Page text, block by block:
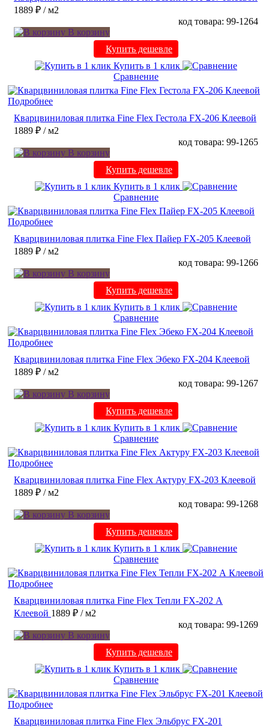
1889 ₽ / м2
код товара: 99-1264
В корзину
Купить дешевле
Купить в 1 клик
Сравнение
Подробнее
Кварцвиниловая плитка Fine Flex Гестола FX-206 Клеевой
1889 ₽ / м2
код товара: 99-1265
В корзину
Купить дешевле
Купить в 1 клик
Сравнение
Подробнее
Кварцвиниловая плитка Fine Flex Пайер FX-205 Клеевой
1889 ₽ / м2
код товара: 99-1266
В корзину
Купить дешевле
Купить в 1 клик
Сравнение
Подробнее
Кварцвиниловая плитка Fine Flex Эбеко FX-204 Клеевой
1889 ₽ / м2
код товара: 99-1267
В корзину
Купить дешевле
Купить в 1 клик
Сравнение
Подробнее
Кварцвиниловая плитка Fine Flex Актуру FX-203 Клеевой
1889 ₽ / м2
код товара: 99-1268
В корзину
Купить дешевле
Купить в 1 клик
Сравнение
Подробнее
Кварцвиниловая плитка Fine Flex Тепли FX-202 А
Клеевой 1889 ₽ / м2
код товара: 99-1269
В корзину
Купить дешевле
Купить в 1 клик
Сравнение
Подробнее
Кварцвиниловая плитка Fine Flex Эльбрус FX-201